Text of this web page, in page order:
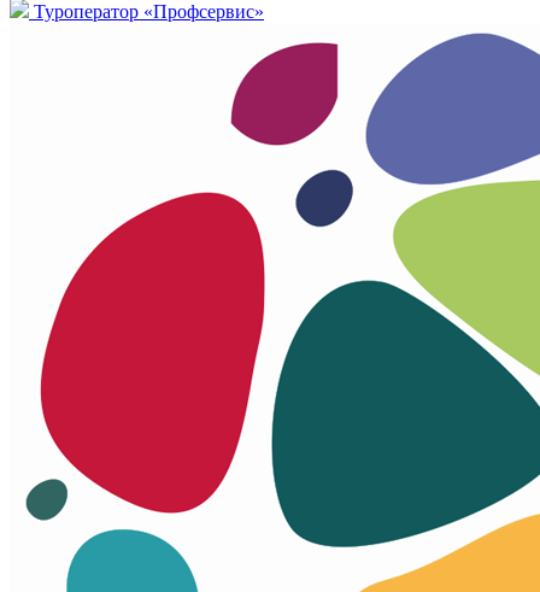
Туроператор «Профсервис»